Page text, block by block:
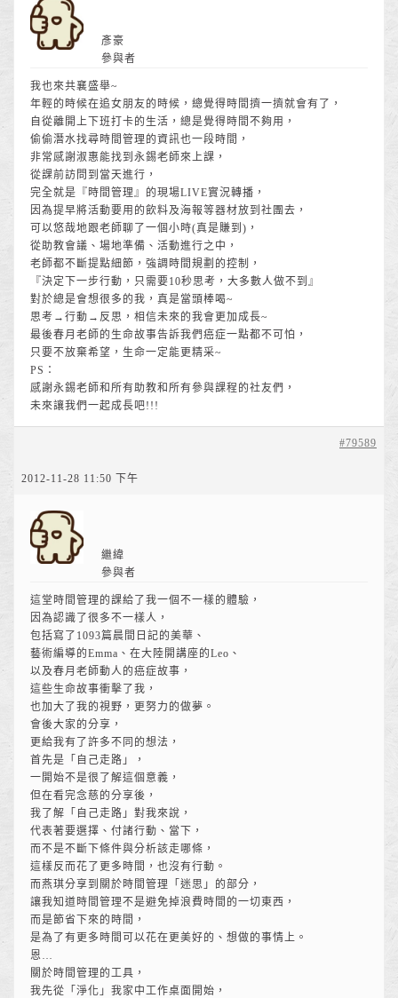
彥豪
參與者
我也來共襄盛舉~
年輕的時候在追女朋友的時候，總覺得時間擠一擠就會有了，
自從離開上下班打卡的生活，總是覺得時間不夠用，
偷偷潛水找尋時間管理的資訊也一段時間，
非常感謝淑惠能找到永錫老師來上課，
從課前訪問到當天進行，
完全就是『時間管理』的現場LIVE實況轉播，
因為提早將活動要用的飲料及海報等器材放到社團去，
可以悠哉地跟老師聊了一個小時(真是賺到)，
從助教會議、場地準備、活動進行之中，
老師都不斷提點細節，強調時間規劃的控制，
『決定下一步行動，只需要10秒思考，大多數人做不到』
對於總是會想很多的我，真是當頭棒喝~
思考→行動→反思，相信未來的我會更加成長~
最後春月老師的生命故事告訴我們癌症一點都不可怕，
只要不放棄希望，生命一定能更精采~
PS：
感謝永錫老師和所有助教和所有參與課程的社友們，
未來讓我們一起成長吧!!!
2012-11-28 11:50 下午
#79589
繼緯
參與者
這堂時間管理的課給了我一個不一樣的體驗，
因為認識了很多不一樣人，
包括寫了1093篇晨間日記的美華、
藝術編導的Emma、在大陸開講座的Leo、
以及春月老師動人的癌症故事，
這些生命故事衝擊了我，
也加大了我的視野，更努力的做夢。
會後大家的分享，
更給我有了許多不同的想法，
首先是「自己走路」，
一開始不是很了解這個意義，
但在看完念慈的分享後，
我了解「自己走路」對我來說，
代表著要選擇、付諸行動、當下，
而不是不斷下條件與分析該走哪條，
這樣反而花了更多時間，也沒有行動。
而燕琪分享到關於時間管理「迷思」的部分，
讓我知道時間管理不是避免掉浪費時間的一切東西，
而是節省下來的時間，
是為了有更多時間可以花在更美好的、想做的事情上。
恩…
關於時間管理的工具，
我先從「淨化」我家中工作桌面開始，